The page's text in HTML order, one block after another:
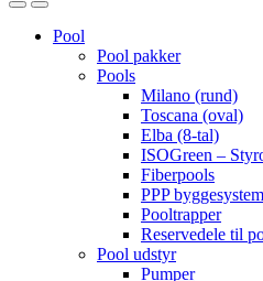
OpenClose
Pool
Pool pakker
Pools
Milano (rund)
Toscana (oval)
Elba (8-tal)
ISOGreen –
Fiberpools
PPP byggesystem
Pooltrapper
Reservedele til
Pool udstyr
Pumper